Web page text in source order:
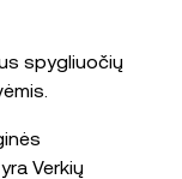
spygliuočių
Verkių